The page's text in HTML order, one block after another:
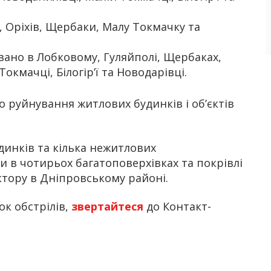
Оріхів, Щербаки, Малу Токмачку та
в Лобковому, Гуляйполі, Щербаках,
Білогір’ї та Новодарівці.
житлових будинків і об’єктів
та кілька нежитлових
чотирьох багатоповерхівках та покрівлі
в Дніпровському районі.
обстрілів, звертайтеся до Контакт-